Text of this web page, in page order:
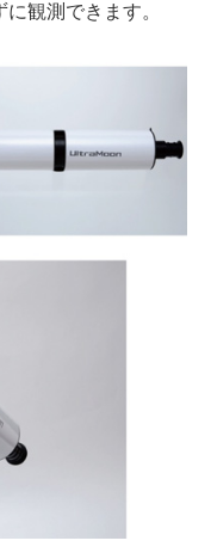
観測できます。